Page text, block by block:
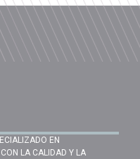
EN
LA CALIDAD Y LA